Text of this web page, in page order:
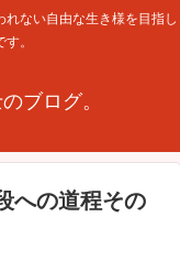
ない自由な生き様を目指し
。
ブログ。
への道程その